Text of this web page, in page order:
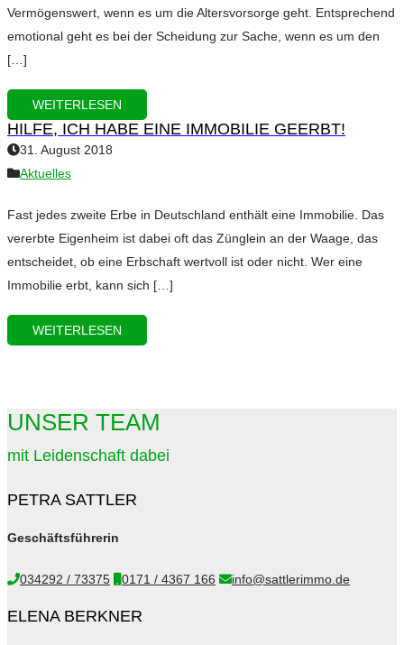
Vermögenswert, wenn es um die Altersvorsorge geht. Entsprechend
emotional geht es bei der Scheidung zur Sache, wenn es um den
[…]
WEITERLESEN
HILFE, ICH HABE EINE IMMOBILIE GEERBT!
31. August 2018
Aktuelles
Fast jedes zweite Erbe in Deutschland enthält eine Immobilie. Das
vererbte Eigenheim ist dabei oft das Zünglein an der Waage, das
entscheidet, ob eine Erbschaft wertvoll ist oder nicht. Wer eine
Immobilie erbt, kann sich […]
WEITERLESEN
UNSER TEAM
mit Leidenschaft dabei
PETRA SATTLER
Geschäftsführerin
034292 / 73375 0171 / 4367 166 info@sattlerimmo.de
ELENA BERKNER